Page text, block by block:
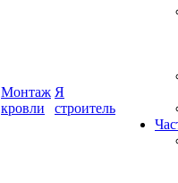
Монтаж
кровли
Я
строитель